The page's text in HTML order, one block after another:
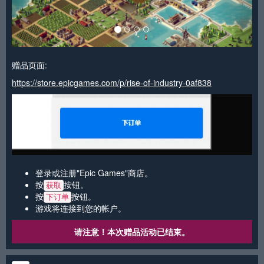
赠品页面:
https://store.epicgames.com/p/rise-of-industry-0af838
登录或注册"Epic Games"商店。
按 获取 按钮。
按 下订单 按钮。
游戏将连接到您的帐户。
请注意！本次赠品活动已结束。